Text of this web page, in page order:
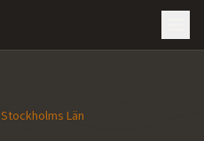
Stockholms Län